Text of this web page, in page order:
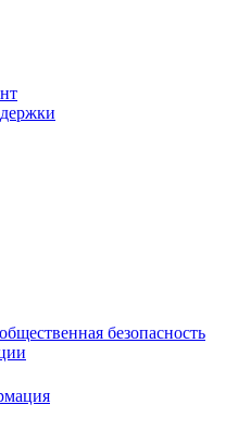
безопасность